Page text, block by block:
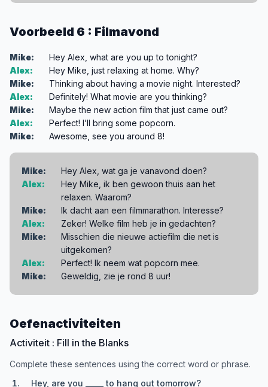
Voorbeeld 6 : Filmavond
Mike:
Hey Alex, what are you up to tonight?
Alex:
Hey Mike, just relaxing at home. Why?
Mike:
Thinking about having a movie night. Interested?
Alex:
Definitely! What movie are you thinking?
Mike:
Maybe the new action film that just came out?
Alex:
Perfect! I’ll bring some popcorn.
Mike:
Awesome, see you around 8!
Mike:
Hey Alex, wat ga je vanavond doen?
Alex:
Hey Mike, ik ben gewoon thuis aan het
relaxen. Waarom?
Mike:
Ik dacht aan een filmmarathon. Interesse?
Alex:
Zeker! Welke film heb je in gedachten?
Mike:
Misschien die nieuwe actiefilm die net is
uitgekomen?
Alex:
Perfect! Ik neem wat popcorn mee.
Mike:
Geweldig, zie je rond 8 uur!
Oefenactiviteiten
Activiteit : Fill in the Blanks
Complete these sentences using the correct word or phrase.
Hey, are you _____ to hang out tomorrow?